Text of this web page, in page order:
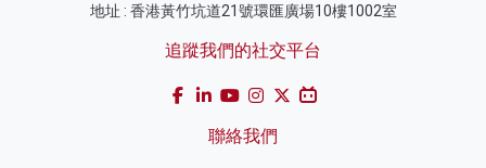
地址 : 香港黃竹坑道21號環匯廣場10樓1002室
追蹤我們的社交平台
聯絡我們